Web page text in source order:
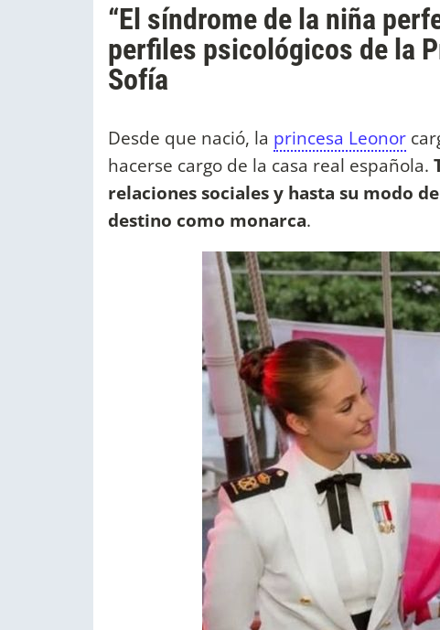
“El síndrome de la niña
perfiles psicológicos de la
Sofía
Desde que nació, la princesa Leonor
hacerse cargo de la casa real española.
relaciones sociales y hasta su modo
destino como monarca.